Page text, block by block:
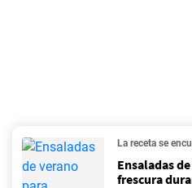
La receta se
Ensaladas
frescura